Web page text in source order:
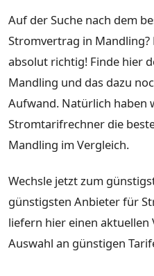
Auf der Suche nach dem
Stromvertrag in
absolut richtig! Finde hier
Mandling und das dazu
Aufwand. Natürlich haben
Stromtarifrechner die
Mandling im Vergleich.
Wechsle jetzt zum
günstigsten Anbieter für
liefern hier einen
Auswahl an günstigen